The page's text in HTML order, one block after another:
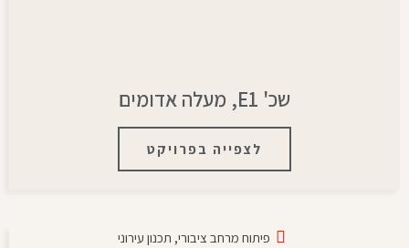
שכ' E1, מעלה אדומים
לצפייה בפרויקט
פיתוח מרחב ציבורי, תכנון עירוני